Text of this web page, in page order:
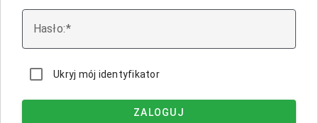
Hasło:
Ukryj mój identyfikator
ZALOGUJ